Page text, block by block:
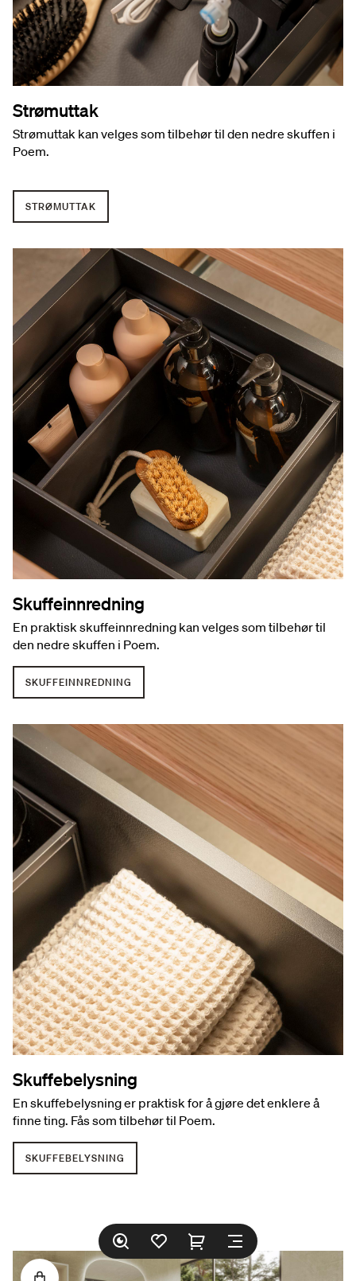
Strømuttak
Strømuttak kan velges som tilbehør til den nedre skuffen i
Poem.
STRØMUTTAK
Skuffeinnredning
En praktisk skuffeinnredning kan velges som tilbehør til
den nedre skuffen i Poem.
SKUFFEINNREDNING
Skuffebelysning
En skuffebelysning er praktisk for å gjøre det enklere å
finne ting. Fås som tilbehør til Poem.
SKUFFEBELYSNING